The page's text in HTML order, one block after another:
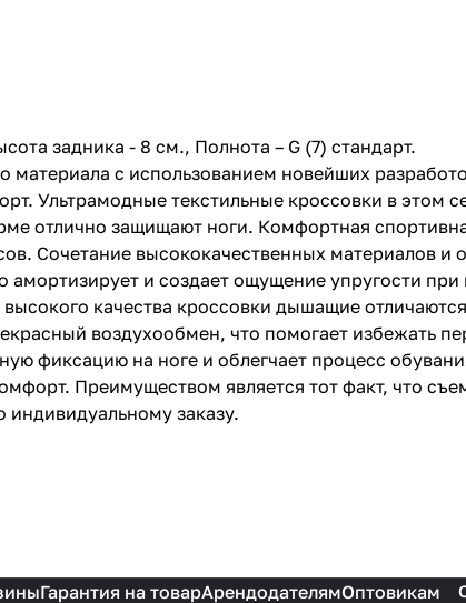
задника - 8 см., Полнота – G (7) стандарт.
материала с использованием новейших
Ультрамодные текстильные кроссовки в этом
отлично защищают ноги. Комфортная
Сочетание высококачественных материалов и
и создает ощущение упругости
качества кроссовки дышащие
воздухообмен, что помогает избежать
фиксацию на ноге и облегчает процесс
Преимуществом является тот факт, что
индивидуальному заказу.
Гарантия на товарАрендодателямОптовикам